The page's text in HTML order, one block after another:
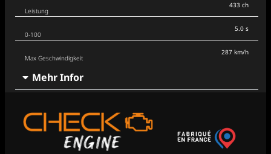
Leistung
0-100
Max Geschwindigkeit
433 ch
5.0 s
287 km/h
Mehr Infor